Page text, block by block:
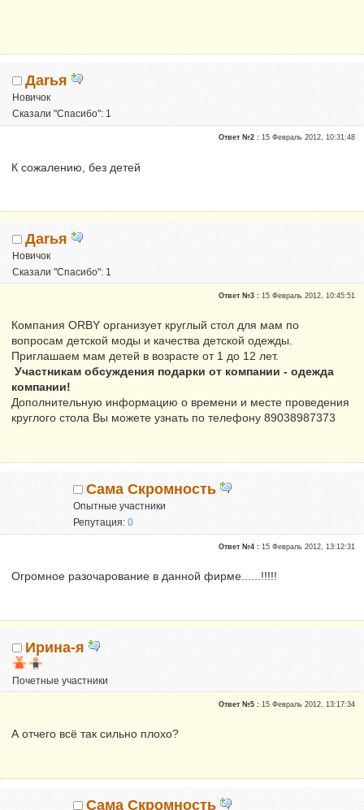
Даrья
Новичок
Сказали "Спасибо": 1
Ответ №2 :15 Февраль 2012, 10:31:48
К сожалению, без детей
Даrья
Новичок
Сказали "Спасибо": 1
Ответ №3 :15 Февраль 2012, 10:45:51
Компания ORBY организует круглый стол для мам по
вопросам детской моды и качества детской одежды.
Приглашаем мам детей в возрасте от 1 до 12 лет.
Участникам обсуждения подарки от компании - одежда
компании!
Дополнительную информацию о времени и месте проведения
круглого стола Вы можете узнать по телефону 89038987373
Сама Скромность
Опытные участники
Репутация:0
Ответ №4 :15 Февраль 2012, 13:12:31
Огромное разочарование в данной фирме......!!!!!
Ирина-я
Почетные участники
Ответ №5 :15 Февраль 2012, 13:17:34
А отчего всё так сильно плохо?
Сама Скромность